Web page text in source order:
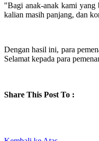
"Bagi anak-anak kami yang
kalian masih panjang, dan
Dengan hasil ini, para
Selamat kepada para
Share This Post To :